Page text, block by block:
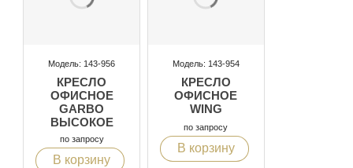
Модель: 143-956
КРЕСЛО
ОФИСНОЕ
GARBO
ВЫСОКОЕ
по запросу
В корзину
Модель: 143-954
КРЕСЛО
ОФИСНОЕ
WING
по запросу
В корзину